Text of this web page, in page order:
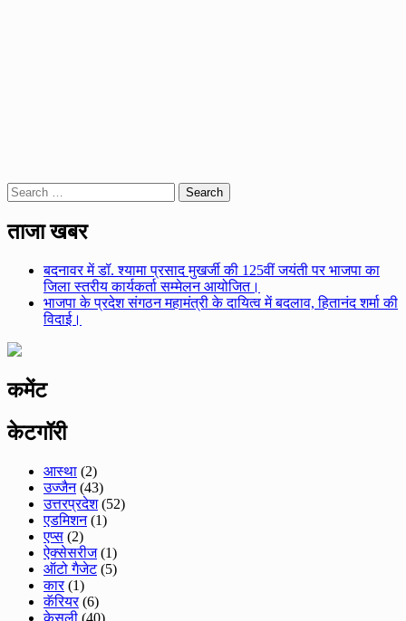
Search
for:
ताजा खबर
बदनावर में डॉ. श्यामा प्रसाद मुखर्जी की 125वीं जयंती पर भाजपा का
जिला स्तरीय कार्यकर्ता सम्मेलन आयोजित।
भाजपा के प्रदेश संगठन महामंत्री के दायित्व में बदलाव, हितानंद शर्मा की
विदाई।
कमेंट
केटगॉरी
आस्था (2)
उज्जैन(43)
उत्तरप्रदेश(52)
एडमिशन(1)
एप्स (2)
ऐक्सेसरीज(1)
ऑटो गैजेट(5)
कार(1)
कॅरियर(6)
केसली (40)